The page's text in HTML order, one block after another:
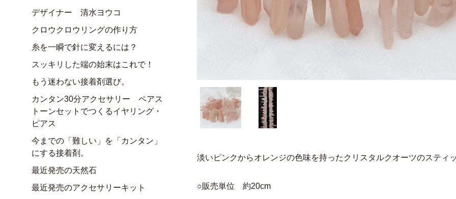
淡いピンクからオレンジの色味を持ったクリスタルクオーツのスティ
○販売単位 約20cm
デザイナー 清水ヨウコ
クロウクロウリングの作り方
糸を一瞬で針に変えるには？
スッキリした端の始末はこれで！
もう迷わない接着剤選び。
カンタン30分アクセサリー ペアス
トーンセットでつくるイヤリング・
ピアス
今までの「難しい」を「カンタン」
にする接着剤。
最近発売の天然石
最近発売のアクセサリーキット